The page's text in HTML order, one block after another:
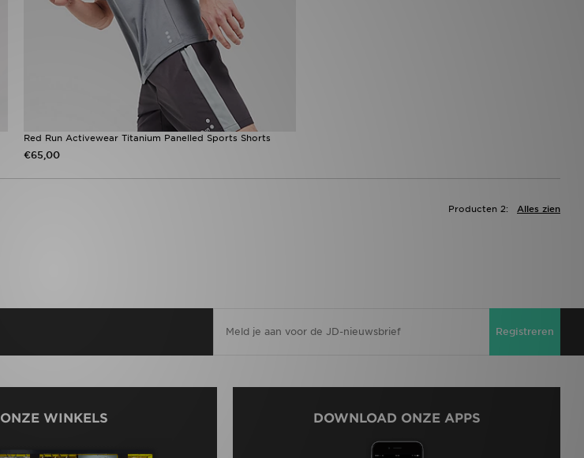
Red Run Activewear Titanium Panelled Sports Shorts
€65,00
Alles zien
Producten 2:
Registreren
ONZE WINKELS DOWNLOAD ONZE APPS